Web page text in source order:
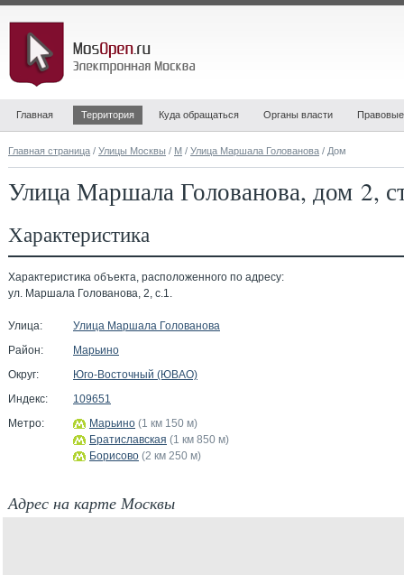
Главная Территория Куда обращаться Органы власти
Главная страница / Улицы Москвы / М / Улица Маршала Голованова / Дом
Улица Маршала Голованова, дом 2,
Характеристика
Характеристика объекта, расположенного по адресу:
ул. Маршала Голованова, 2, с.1.
Улица:
Улица Маршала Голованова
Район:
Марьино
Округ:
Юго-Восточный (ЮВАО)
Индекс:
109651
Метро:
Марьино (1 км 150 м)
Братиславская (1 км 850 м)
Борисово (2 км 250 м)
Адрес на карте Москвы